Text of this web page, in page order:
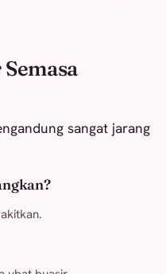
sangat jarang